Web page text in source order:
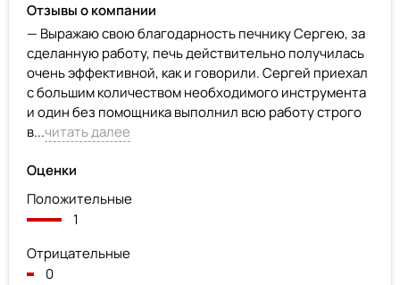
Отзывы о компании
— Выражаю свою благодарность печнику Сергею, за
сделанную работу, печь действительно получилась
очень эффективной, как и говорили. Сергей приехал
с большим количеством необходимого инструмента
и один без помощника выполнил всю работу строго
в...читать далее
Оценки
Положительные
1
Отрицательные
0